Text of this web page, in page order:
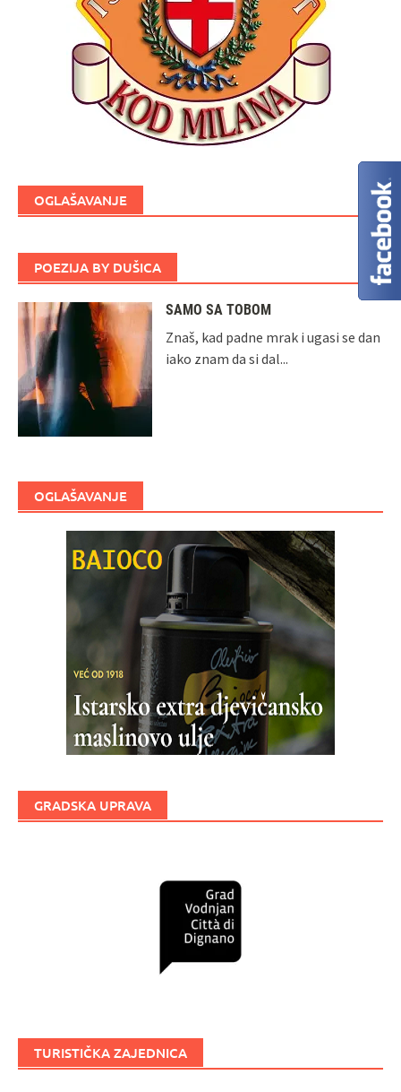
OGLAŠAVANJE
POEZIJA BY DUŠICA
SAMO SA TOBOM
Znaš, kad padne mrak i ugasi se dan
iako znam da si dal...
OGLAŠAVANJE
GRADSKA UPRAVA
TURISTIČKA ZAJEDNICA